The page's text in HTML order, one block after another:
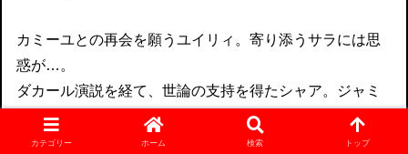
カミーユとの再会を願うユイリィ。寄り添うサラには思
惑が…。
ダカール演説を経て、世論の支持を得たシャア。ジャミ
トフは静観し、パプテマスはシャアに接近しつつもサラ
を配してエゥーゴの内情を探っていく。北爪宏幸が紡ぐ
カテゴリー ホーム 検索 トップ